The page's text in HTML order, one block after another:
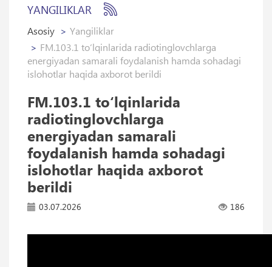
YANGILIKLAR
Asosiy
Yangiliklar
FM.103.1 to‘lqinlarida radiotinglovchlarga
energiyadan samarali foydalanish hamda sohadagi
islohotlar haqida axborot berildi
FM.103.1 to‘lqinlarida
radiotinglovchlarga
energiyadan samarali
foydalanish hamda sohadagi
islohotlar haqida axborot
berildi
03.07.2026 186